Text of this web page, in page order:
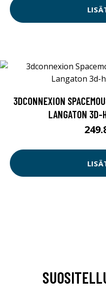
3DCONNEXION
LANGATON 3D-